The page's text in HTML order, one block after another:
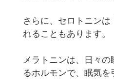
さらに、セロトニンは
れることもあります。
メラトニンは、日々
るホルモンで、眠気を